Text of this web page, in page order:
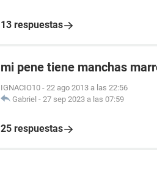
13 respuestas
mi pene tiene manchas
IGNACIO10 - 22 ago 2013 a las 22:56
Gabriel - 27 sep 2023 a las 07:59
25 respuestas